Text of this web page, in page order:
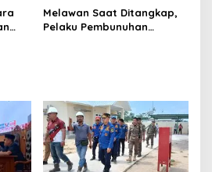
Dirinya Segera Ditangkap
Melawan Saat Ditangkap,
Pelaku Pembunuhan